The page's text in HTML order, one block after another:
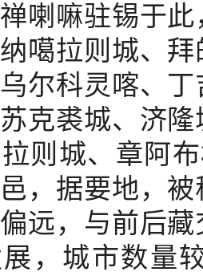
喇嘛驻锡于
噶拉则城、
尔科灵喀、
克裘城、济
则城、章阿
，据要地，
远，与前后
，城市数量